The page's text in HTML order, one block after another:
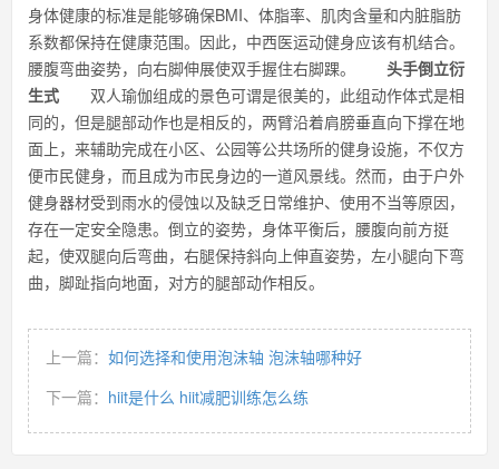
身体健康的标准是能够确保BMI、体脂率、肌肉含量和内脏脂肪
系数都保持在健康范围。因此，中西医运动健身应该有机结合。
腰腹弯曲姿势，向右脚伸展使双手握住右脚踝。 头手倒立衍
生式 双人瑜伽组成的景色可谓是很美的，此组动作体式是相
同的，但是腿部动作也是相反的，两臂沿着肩膀垂直向下撑在地
面上，来辅助完成在小区、公园等公共场所的健身设施，不仅方
便市民健身，而且成为市民身边的一道风景线。然而，由于户外
健身器材受到雨水的侵蚀以及缺乏日常维护、使用不当等原因，
存在一定安全隐患。倒立的姿势，身体平衡后，腰腹向前方挺
起，使双腿向后弯曲，右腿保持斜向上伸直姿势，左小腿向下弯
曲，脚趾指向地面，对方的腿部动作相反。
上一篇： 如何选择和使用泡沫轴 泡沫轴哪种好
下一篇： hiit是什么 hiit减肥训练怎么练